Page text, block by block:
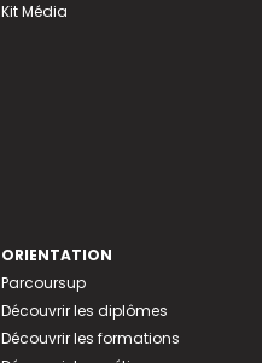
Kit Média
ORIENTATION
Parcoursup
Découvrir les diplômes
Découvrir les formations